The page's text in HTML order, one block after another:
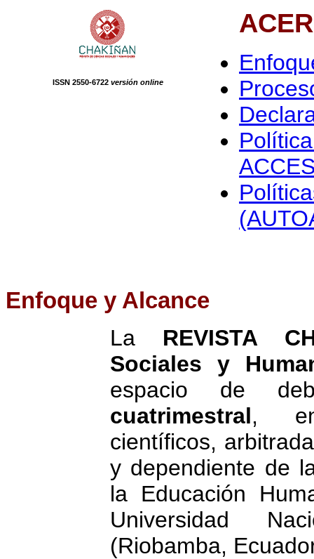
ISSN 2550-6722 versión online
Enfoque y Alcance
La REVISTA
Sociales y
espacio de
cuatrimestral,
científicos,
y dependiente de
la Educación
Universidad
(Riobamba,